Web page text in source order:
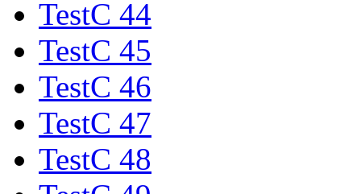
TestC 44
TestC 45
TestC 46
TestC 47
TestC 48